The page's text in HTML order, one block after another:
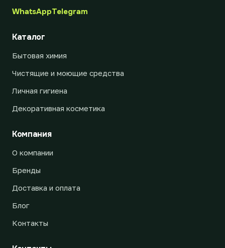
WhatsAppTelegram
Каталог
Бытовая химия
Чистящие и моющие средства
Личная гигиена
Декоративная косметика
Компания
О компании
Бренды
Доставка и оплата
Блог
Контакты